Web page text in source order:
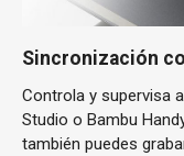
Sincronización
Controla y supervisa
Studio o Bambu
también puedes